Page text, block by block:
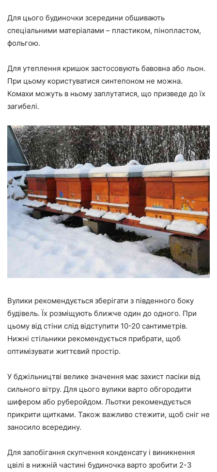
Для цього будиночки зсередини обшивають
спеціальними матеріалами – пластиком, пінопластом,
фольгою.
Для утеплення кришок застосовують бавовна або льон.
При цьому користуватися синтепоном не можна.
Комахи можуть в ньому заплутатися, що призведе до їх
загибелі.
Вулики рекомендується зберігати з південного боку
будівель. Їх розміщують ближче один до одного. При
цьому від стіни слід відступити 10-20 сантиметрів.
Нижні стільники рекомендується прибрати, щоб
оптимізувати життєвий простір.
У бджільництві велике значення має захист пасіки від
сильного вітру. Для цього вулики варто обгородити
шифером або руберойдом. Льотки рекомендується
прикрити щитками. Також важливо стежити, щоб сніг не
заносило всередину.
Для запобігання скупчення конденсату і виникнення
цвілі в нижній частині будиночка варто зробити 2-3